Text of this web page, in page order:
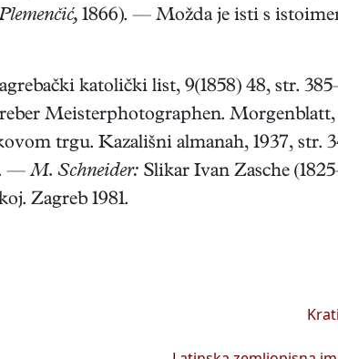
1866). — Možda je isti s
katolički list, 9(1858) 48, str.
Meisterphotographen.
trgu. Kazališni almanah, 1937, str.
—M. Schneider: Slikar Ivan Zasche
Zagreb 1981.